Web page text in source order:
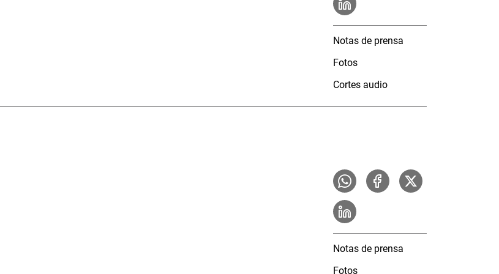
Notas de prensa
Fotos
Cortes audio
Notas de prensa
Fotos